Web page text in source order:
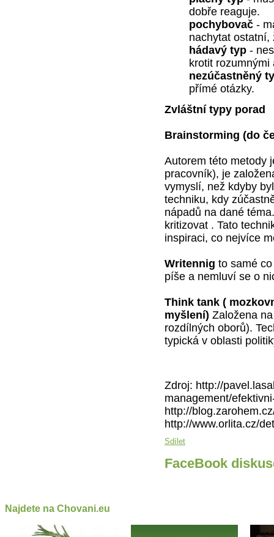
dobře reaguje.
pochybovač -
nachytat ostatní,
hádavý typ -
krotit rozumnými
nezúčastněný
přímé otázky.
Zvláštní typy porad
Brainstorming (do
Autorem této metody
pracovník), je
vymyslí, než kdyby
techniku, kdy
nápadů na dané
kritizovat . Tato
inspiraci, co nejvíce
Writennig to samé
píše a nemluví se o
Think tank (
myšlení) Založena
rozdílných oborů).
typická v oblasti
Zdroj: http://
management/
http://
http://www.orlita.cz/
Sdílet
FaceBook
Najdete na Chovani.eu